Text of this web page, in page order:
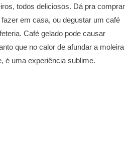
todos deliciosos. Dá pra comprar
em casa, ou degustar um café
Café gelado pode causar
que no calor de afundar a moleira
é uma experiência sublime.